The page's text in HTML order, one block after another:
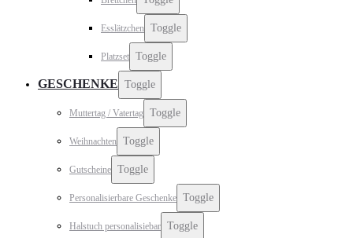
Esslätzchen Toggle
Platzset Toggle
GESCHENKE Toggle
Muttertag / Vatertag Toggle
Weihnachten Toggle
Gutscheine Toggle
Personalisierbare Geschenke Toggle
Halstuch personalisiebar Toggle